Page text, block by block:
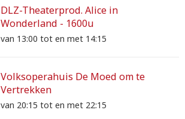
DLZ-Theaterprod. Alice in
Wonderland - 1600u
van 13:00 tot en met 14:15
Volksoperahuis De Moed om te
Vertrekken
van 20:15 tot en met 22:15